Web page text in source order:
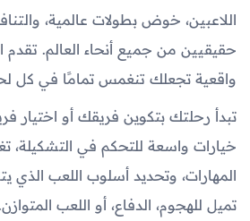
اللاعبين، خوض بطولات عالمية،
حقيقيين من جميع أنحاء العالم. تقدم
واقعية تجعلك تنغمس تمامًا في كل
تبدأ رحلتك بتكوين فريقك أو اختيار
خيارات واسعة للتحكم في التشكيلة،
المهارات، وتحديد أسلوب اللعب
تميل للهجوم، الدفاع، أو اللعب